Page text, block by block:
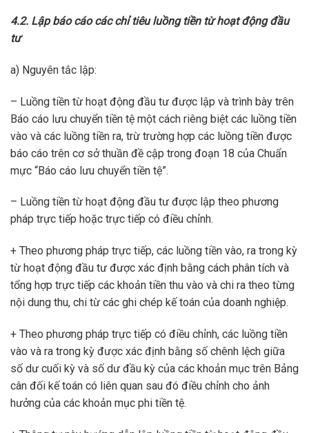
4.2. Lập báo cáo các chỉ tiêu luồng tiền từ hoạt động đầu
tư
a) Nguyên tắc lập:
– Luồng tiền từ hoạt động đầu tư được lập và trình bày trên
Báo cáo lưu chuyển tiền tệ một cách riêng biệt các luồng tiền
vào và các luồng tiền ra, trừ trường hợp các luồng tiền được
báo cáo trên cơ sở thuần đề cập trong đoạn 18 của Chuẩn
mực “Báo cáo lưu chuyển tiền tệ”.
– Luồng tiền từ hoạt động đầu tư được lập theo phương
pháp trực tiếp hoặc trực tiếp có điều chỉnh.
+ Theo phương pháp trực tiếp, các luồng tiền vào, ra trong kỳ
từ hoạt động đầu tư được xác định bằng cách phân tích và
tổng hợp trực tiếp các khoản tiền thu vào và chi ra theo từng
nội dung thu, chi từ các ghi chép kế toán của doanh nghiệp.
+ Theo phương pháp trực tiếp có điều chỉnh, các luồng tiền
vào và ra trong kỳ được xác định bằng số chênh lệch giữa
số dư cuối kỳ và số dư đầu kỳ của các khoản mục trên Bảng
cân đối kế toán có liên quan sau đó điều chỉnh cho ảnh
hưởng của các khoản mục phi tiền tệ.